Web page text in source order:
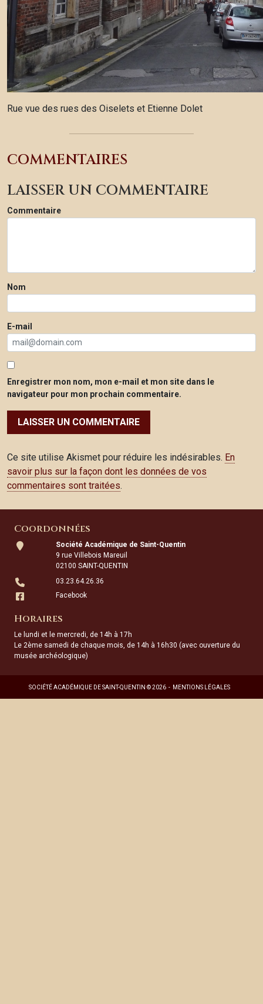
Rue vue des rues des Oiselets et Etienne Dolet
COMMENTAIRES
LAISSER UN COMMENTAIRE
Commentaire
Nom
E-mail
Enregistrer mon nom, mon e-mail et mon site dans le
navigateur pour mon prochain commentaire.
Ce site utilise Akismet pour réduire les indésirables. En
savoir plus sur la façon dont les données de vos
commentaires sont traitées.
Coordonnées
Société Académique de Saint-Quentin
9 rue Villebois Mareuil
02100 SAINT-QUENTIN
03.23.64.26.36
Facebook
Horaires
Le lundi et le mercredi, de 14h à 17h
Le 2ème samedi de chaque mois, de 14h à 16h30 (avec ouverture du
musée archéologique)
SOCIÉTÉ ACADÉMIQUE DE SAINT-QUENTIN © 2026 MENTIONS LÉGALES